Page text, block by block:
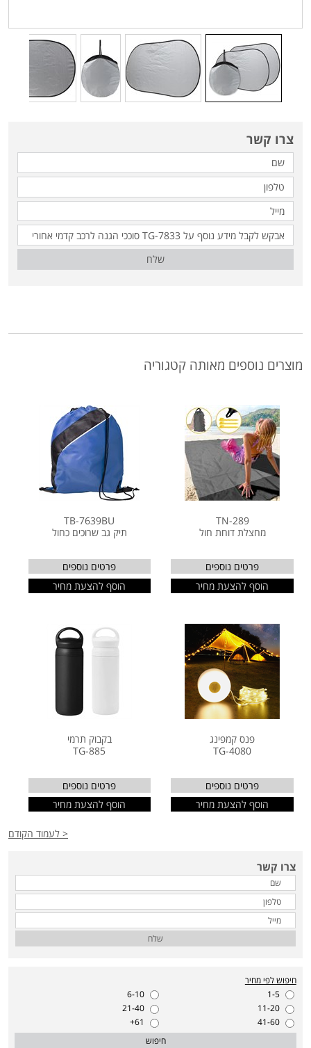
צרו קשר
שלח
מוצרים נוספים מאותה קטגוריה
TN-289
מחצלת דוחת חול
פרטים נוספים
הוסף להצעת מחיר
TB-7639BU
תיק גב שרוכים כחול
פרטים נוספים
הוסף להצעת מחיר
פנס קמפינג
TG-4080
פרטים נוספים
הוסף להצעת מחיר
בקבוק תרמי
TG-885
פרטים נוספים
הוסף להצעת מחיר
< לעמוד הקודם
צרו קשר
שלח
חיפוש לפי מחיר
1-5
6-10
11-20
21-40
41-60
61+
חיפוש